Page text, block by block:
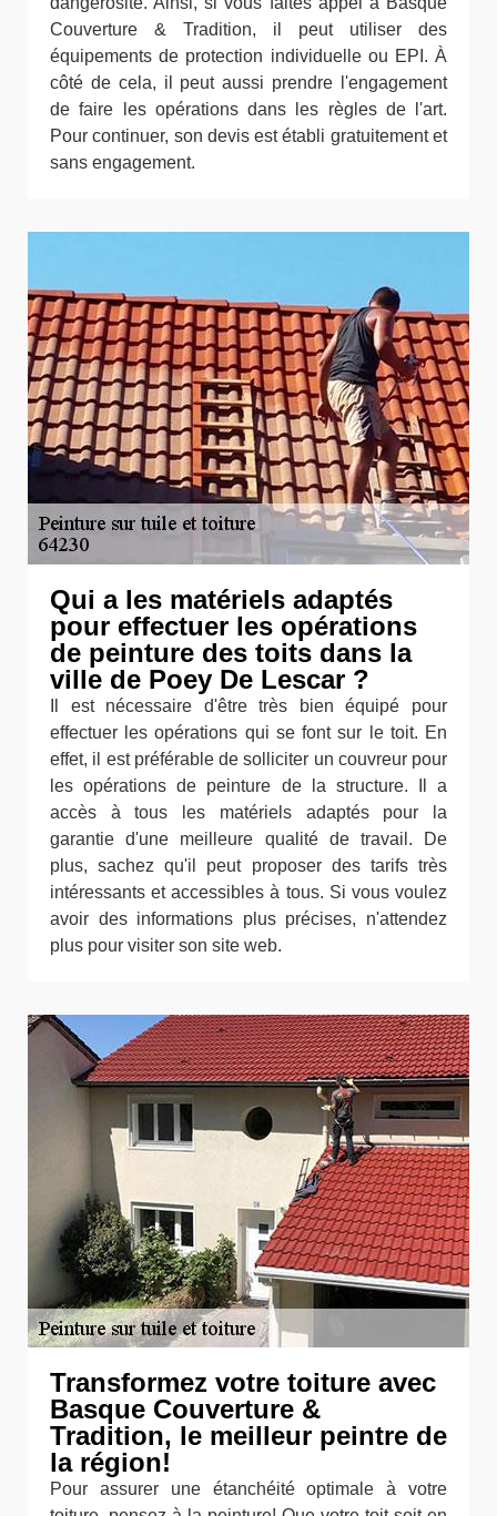
Couverture & Tradition, il peut utiliser des
équipements de protection individuelle ou EPI. À
côté de cela, il peut aussi prendre l'engagement
de faire les opérations dans les règles de l'art.
Pour continuer, son devis est établi gratuitement et
sans engagement.
Qui a les matériels adaptés
pour effectuer les opérations
de peinture des toits dans la
ville de Poey De Lescar ?
Il est nécessaire d'être très bien équipé pour
effectuer les opérations qui se font sur le toit. En
effet, il est préférable de solliciter un couvreur pour
les opérations de peinture de la structure. Il a
accès à tous les matériels adaptés pour la
garantie d'une meilleure qualité de travail. De
plus, sachez qu'il peut proposer des tarifs très
intéressants et accessibles à tous. Si vous voulez
avoir des informations plus précises, n'attendez
plus pour visiter son site web.
Transformez votre toiture avec
Basque Couverture &
Tradition, le meilleur peintre de
la région!
Pour assurer une étanchéité optimale à votre